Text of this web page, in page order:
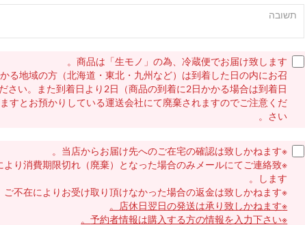
商品は「生モノ」の為、冷蔵便でお届け致します。
る地域の方（北海道・東北・九州など）は到着した日の内にお召
さい。また到着日より2日（商品の到着に2日かかる場合は到着日
すとお預かりしている運送会社にて廃棄されますのでご注意くだ
さい。
※当店からお届け先へのご在宅の確認は致しかねます。
より消費期限切れ（廃棄）となった場合のみメールにてご連絡致
します。
※ご不在によりお受け取り頂けなかった場合の返金は致しかねます。
※店休日翌日の発送は承り致しかねます。
※予約者情報は購入する方の情報を入力下さい。